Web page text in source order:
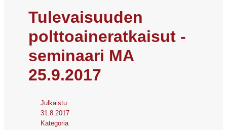
Tulevaisuuden
polttoaineratkaisut -
seminaari MA
25.9.2017
Julkaistu
31.8.2017
Kategoria